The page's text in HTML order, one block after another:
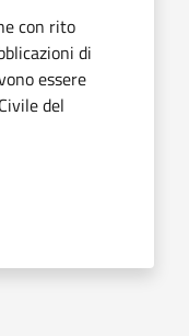
con rito
di
essere
del